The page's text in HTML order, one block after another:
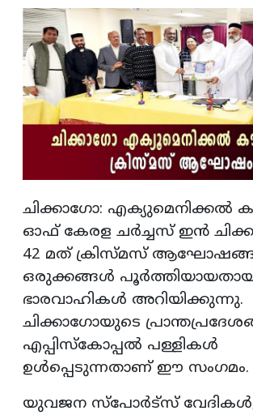
ചിക്കാഗോ: എക്യുമെനിക്കൽ
ഓഫ് കേരള ചർച്ചസ് ഇൻ
42 മത് ക്രിസ്മസ്
ഒരുക്കങ്ങൾ
ഭാരവാഹികൾ അറിയിക്കുന്നു.
ചിക്കാഗോയുടെ
എപ്പിസ്കോപ്പൽ പള്ളികൾ
ഉൾപ്പെടുന്നതാണ് ഈ സംഗമം.
യുവജന സ്പോർട്സ്